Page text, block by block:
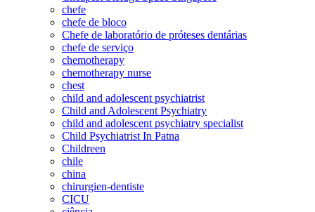
chefe
chefe de bloco
Chefe de laboratório de próteses dentárias
chefe de serviço
chemotherapy
chemotherapy nurse
chest
child and adolescent psychiatrist
Child and Adolescent Psychiatry
child and adolescent psychiatry specialist
Child Psychiatrist In Patna
Childreen
chile
china
chirurgien-dentiste
CICU